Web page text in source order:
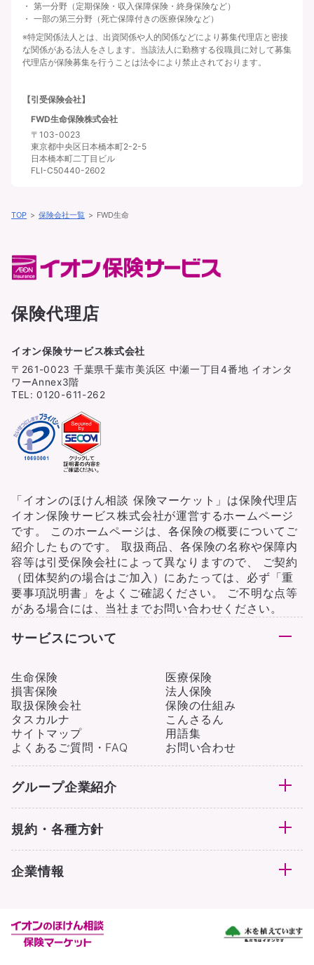
第一分野（定期保険・収入保障保険・終身保険など）
一部の第三分野（死亡保障付きの医療保険など）
※特定関係法人とは、出資関係や人的関係などにより募集代理店と密接
な関係がある法人をさします。当該法人に勤務する役職員に対して募集
代理店が保険募集を行うことは法令により禁止されております。
【引受保険会社】
FWD生命保険株式会社
〒103-0023
東京都中央区日本橋本町2-2-5
日本橋本町二丁目ビル
FLI-C50440-2602
TOP 保険会社一覧 FWD生命
保険代理店
イオン保険サービス株式会社
〒261-0023 千葉県千葉市美浜区 中瀬一丁目4番地 イオンタ
ワーAnnex3階
TEL: 0120-611-262
「イオンのほけん相談 保険マーケット」は保険代理店
イオン保険サービス株式会社が運営するホームページ
です。 このホームページは、各保険の概要についてご
紹介したものです。 取扱商品、各保険の名称や保障内
容等は引受保険会社によって異なりますので、 ご契約
（団体契約の場合はご加入）にあたっては、必ず「重
要事項説明書」をよくご確認ください。 ご不明な点等
がある場合には、当社までお問い合わせください。
サービスについて
生命保険
医療保険
損害保険
法人保険
取扱保険会社
保険の仕組み
タスカルナ
こんさるん
サイトマップ
用語集
よくあるご質問・FAQ
お問い合わせ
グループ企業紹介
規約・各種方針
企業情報